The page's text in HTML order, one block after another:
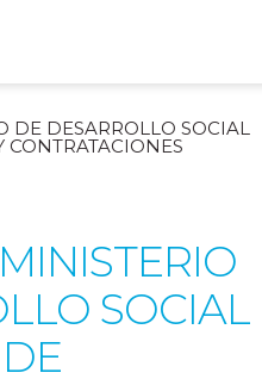
DE DESARROLLO SOCIAL
CONTRATACIONES
SOCIAL